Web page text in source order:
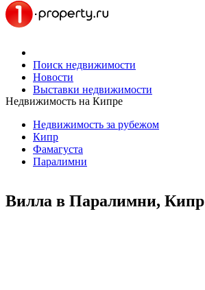
Поиск недвижимости
Новости
Выставки недвижимости
Недвижимость на Кипре
Недвижимость за рубежом
Кипр
Фамагуста
Паралимни
Вилла в Паралимни, Кипр